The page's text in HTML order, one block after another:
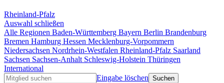
Rheinland-Pfalz
Auswahl schließen
Alle Regionen Baden-Württemberg Bayern Berlin Brandenburg
Bremen Hamburg Hessen Mecklenburg-Vorpommern
Niedersachsen Nordrhein-Westfalen Rheinland-Pfalz Saarland
Sachsen Sachsen-Anhalt Schleswig-Holstein Thüringen
International
Eingabe löschen